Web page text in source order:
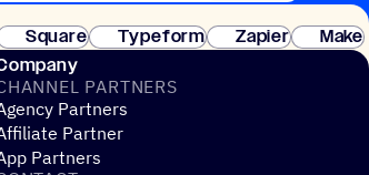
credit card needed. Instant setup.
Square Typeform Zapier
Make
PARTNERS
Partners
Partner
Partners